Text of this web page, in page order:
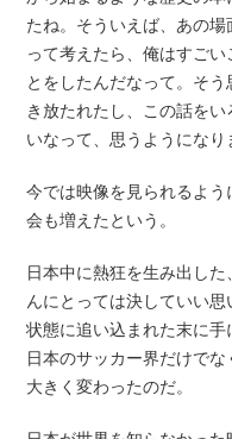
たね。そういえば、あの
って考えたら、俺はすご
とをしたんだなって。そ
き放たれたし、この話を
いなって、思うようになり
今では映像を見られるよ
会も増えたという。
日本中に熱狂を生み出し
んにとっては決していい
状態に追い込まれた末に手
日本のサッカー界だけで
大きく変わったのだ。